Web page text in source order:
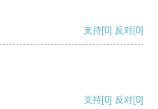
支持[0] 反对[0]
支持[0] 反对[0]